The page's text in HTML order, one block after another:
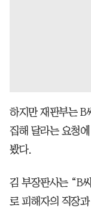
하지만 재판부는 B
집해 달라는 요청
봤다.
김 부장판사는 “B
로 피해자의 직장